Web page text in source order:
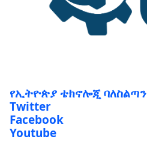
የኢትዮጵያ ቴክኖሎጂ ባለስልጣን
Twitter
Facebook
Youtube